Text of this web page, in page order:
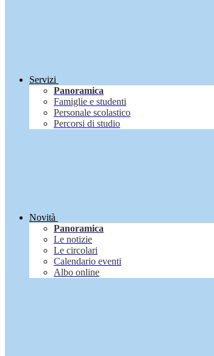
Servizi
Panoramica
Famiglie e studenti
Personale scolastico
Percorsi di studio
Novità
Panoramica
Le notizie
Le circolari
Calendario eventi
Albo online